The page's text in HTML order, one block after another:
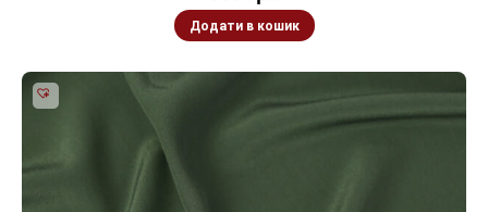
Додати в кошик